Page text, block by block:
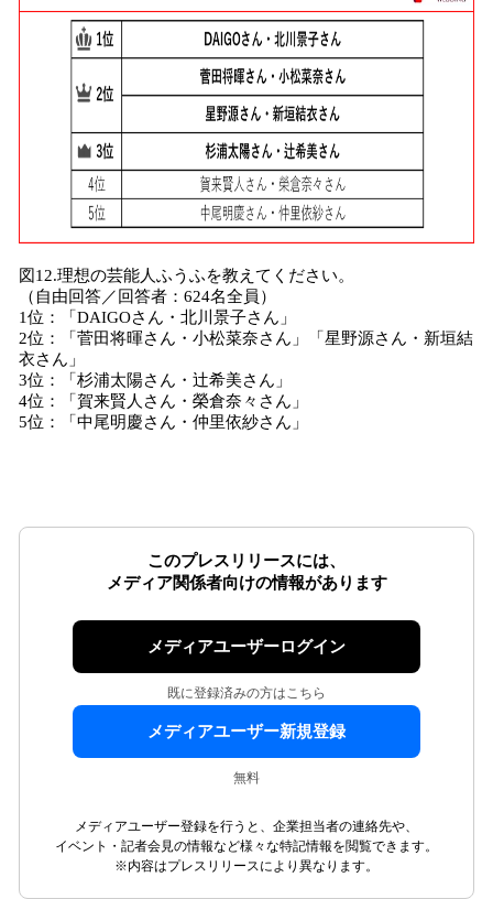
図12.理想の芸能人ふうふを教えてください。
（自由回答／回答者：624名全員）
1位：「DAIGOさん・北川景子さん」
2位：「菅田将暉さん・小松菜奈さん」「星野源さん・新垣結
衣さん」
3位：「杉浦太陽さん・辻希美さん」
4位：「賀来賢人さん・榮倉奈々さん」
5位：「中尾明慶さん・仲里依紗さん」
このプレスリリースには、
メディア関係者向けの情報があります
メディアユーザーログイン
既に登録済みの方はこちら
メディアユーザー新規登録
無料
メディアユーザー登録を行うと、企業担当者の連絡先や、
イベント・記者会見の情報など様々な特記情報を閲覧できます。
※内容はプレスリリースにより異なります。